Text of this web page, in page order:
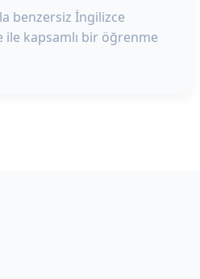
benzersiz İngilizce
ile kapsamlı bir öğrenme